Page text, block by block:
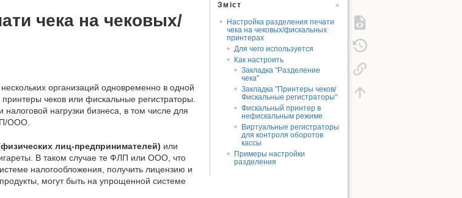
Зміст
Настройка разделения печати
чека на чековых/фискальных
принтерах
Для чего используется
Как настроить
Закладка "Разделение
чека"
Закладка "Принтеры чеков/
Фискальные регистраторы"
Фискальный принтер в
нефискальным режиме
Виртуальные регистраторы
для контроля оборотов
кассы
Примеры настройки
разделения
чека на чековых/
организаций одновременно в одной
чеков или фискальные регистраторы.
нагрузки бизнеса, в том числе для
ООО.
лиц-предпринимателей) или
В таком случае те ФЛП или ООО, что
налогообложения, получить лицензию и
могут быть на упрощенной системе